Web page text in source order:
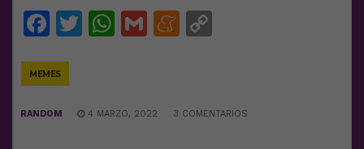
Facebook
Twitter
WhatsApp
GmailMeneame
MEMES
RANDOM 4 MARZO, 2022 3 COMENTARIOS